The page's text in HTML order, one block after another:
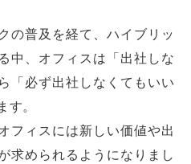
の普及を経て、ハイブリッ
中、オフィスは「出社しな
「必ず出社しなくてもいい
。
フィスには新しい価値や出
求められるようになりまし